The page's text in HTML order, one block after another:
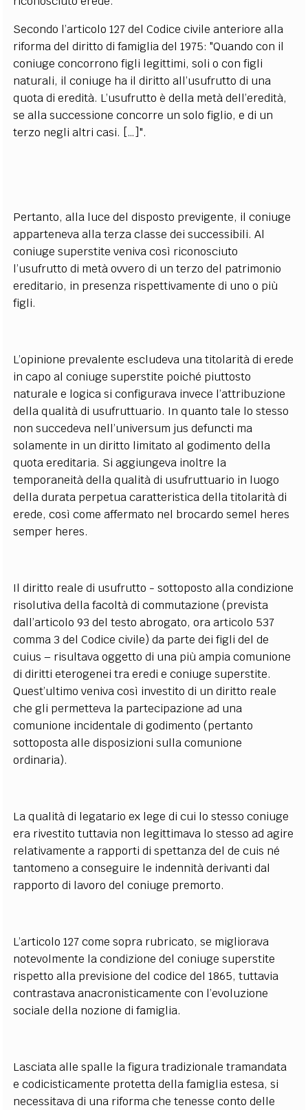
Secondo l’articolo 127 del Codice civile anteriore alla
riforma del diritto di famiglia del 1975: "Quando con il
coniuge concorrono figli legittimi, soli o con figli
naturali, il coniuge ha il diritto all’usufrutto di una
quota di eredità. L’usufrutto è della metà dell’eredità,
se alla successione concorre un solo figlio, e di un
terzo negli altri casi. […]".
Pertanto, alla luce del disposto previgente, il coniuge
apparteneva alla terza classe dei successibili. Al
coniuge superstite veniva così riconosciuto
l’usufrutto di metà ovvero di un terzo del patrimonio
ereditario, in presenza rispettivamente di uno o più
figli.
L’opinione prevalente escludeva una titolarità di erede
in capo al coniuge superstite poiché piuttosto
naturale e logica si configurava invece l’attribuzione
della qualità di usufruttuario. In quanto tale lo stesso
non succedeva nell’universum jus defuncti ma
solamente in un diritto limitato al godimento della
quota ereditaria. Si aggiungeva inoltre la
temporaneità della qualità di usufruttuario in luogo
della durata perpetua caratteristica della titolarità di
erede, così come affermato nel brocardo semel heres
semper heres.
Il diritto reale di usufrutto - sottoposto alla condizione
risolutiva della facoltà di commutazione (prevista
dall’articolo 93 del testo abrogato, ora articolo 537
comma 3 del Codice civile) da parte dei figli del de
cuius – risultava oggetto di una più ampia comunione
di diritti eterogenei tra eredi e coniuge superstite.
Quest’ultimo veniva così investito di un diritto reale
che gli permetteva la partecipazione ad una
comunione incidentale di godimento (pertanto
sottoposta alle disposizioni sulla comunione
ordinaria).
La qualità di legatario ex lege di cui lo stesso coniuge
era rivestito tuttavia non legittimava lo stesso ad agire
relativamente a rapporti di spettanza del de cuis né
tantomeno a conseguire le indennità derivanti dal
rapporto di lavoro del coniuge premorto.
L’articolo 127 come sopra rubricato, se migliorava
notevolmente la condizione del coniuge superstite
rispetto alla previsione del codice del 1865, tuttavia
contrastava anacronisticamente con l’evoluzione
sociale della nozione di famiglia.
Lasciata alle spalle la figura tradizionale tramandata
e codicisticamente protetta della famiglia estesa, si
necessitava di una riforma che tenesse conto delle